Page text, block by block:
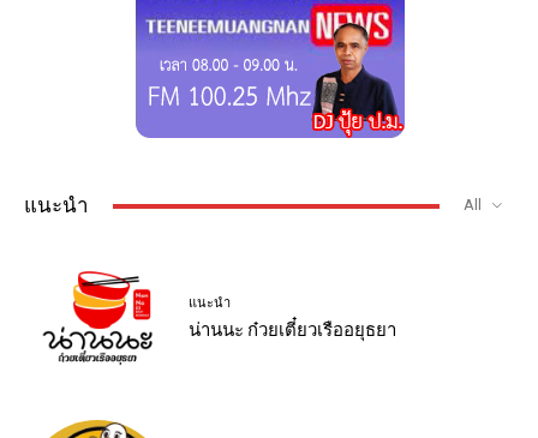
แนะนำ All
แนะนำ
น่านนะ ก๋วยเตี๋ยวเรืออยุธยา